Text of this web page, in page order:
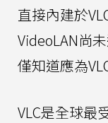
直接內建於
VideoLAN尚
僅知道應為
VLC是全球最